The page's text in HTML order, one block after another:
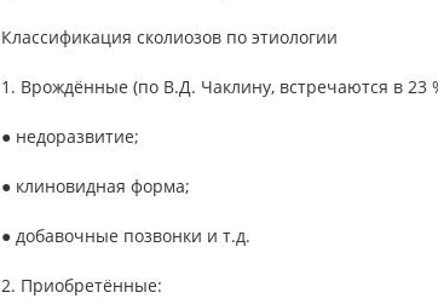
Классификация сколиозов по этиологии
1. Врождённые (по В.Д. Чаклину, встречаются в 23
● недоразвитие;
● клиновидная форма;
● добавочные позвонки и т.д.
2. Приобретённые: